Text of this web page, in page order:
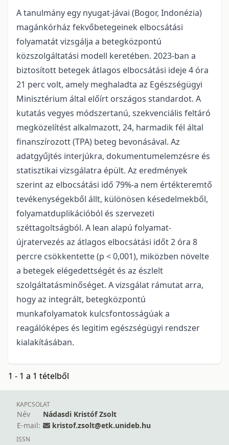
A tanulmány egy nyugat-jávai (Bogor, Indonézia)
magánkórház fekvőbetegeinek elbocsátási
folyamatát vizsgálja a betegközpontú
közszolgáltatási modell keretében. 2023-ban a
biztosított betegek átlagos elbocsátási ideje 4 óra
21 perc volt, amely meghaladta az Egészségügyi
Minisztérium által előírt országos standardot. A
kutatás vegyes módszertanú, szekvenciális feltáró
megközelítést alkalmazott, 24, harmadik fél által
finanszírozott (TPA) beteg bevonásával. Az
adatgyűjtés interjúkra, dokumentumelemzésre és
statisztikai vizsgálatra épült. Az eredmények
szerint az elbocsátási idő 79%-a nem értékteremtő
tevékenységekből állt, különösen késedelmekből,
folyamatduplikációból és szervezeti
széttagoltságból. A lean alapú folyamat-
újratervezés az átlagos elbocsátási időt 2 óra 8
percre csökkentette (p < 0,001), miközben növelte
a betegek elégedettségét és az észlelt
szolgáltatásminőséget. A vizsgálat rámutat arra,
hogy az integrált, betegközpontú
munkafolyamatok kulcsfontosságúak a
reagálóképes és legitim egészségügyi rendszer
kialakításában.
1 - 1 a 1 tételből
KAPCSOLAT
Név
Nádasdi Kristóf Zsolt
E-mail:
kristof.zsolt@etk.unideb.hu
ISSN